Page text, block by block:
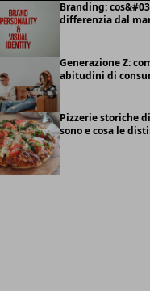
Branding:
differenzia dal
Generazione Z:
abitudini di
Pizzerie storiche
sono e cosa le